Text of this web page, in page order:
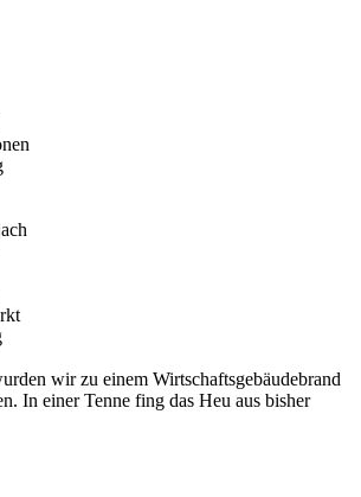
wir zu einem Wirtschaftsgebäudebrand
In einer Tenne fing das Heu aus bisher